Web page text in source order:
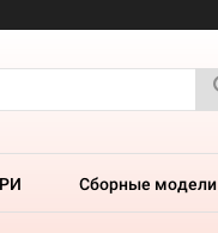
Сборные модели